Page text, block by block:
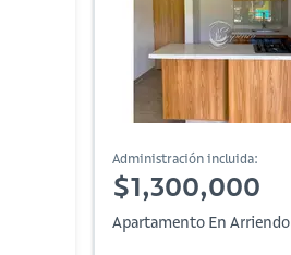
Administración incluida:
$1,300,000
Apartamento En Arriendo